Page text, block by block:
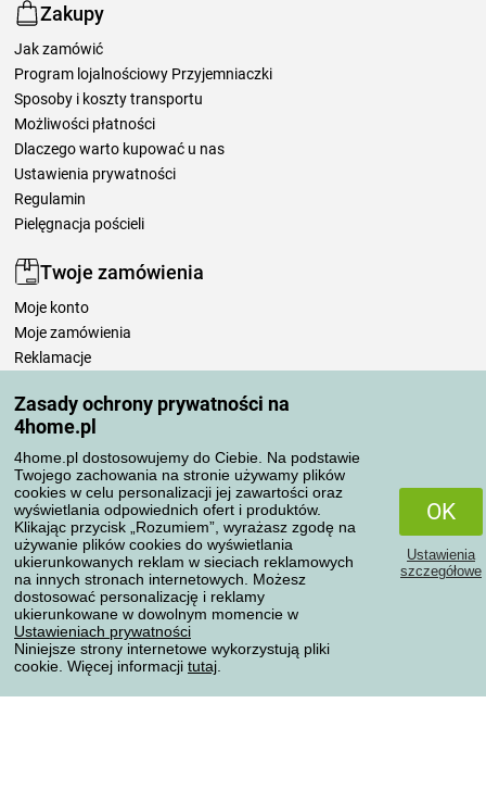
Zasady ochrony prywatności na
4home.pl
4home.pl dostosowujemy do Ciebie. Na podstawie
Twojego zachowania na stronie używamy plików
cookies w celu personalizacji jej zawartości oraz
wyświetlania odpowiednich ofert i produktów.
Klikając przycisk „Rozumiem”, wyrażasz zgodę na
używanie plików cookies do wyświetlania
ukierunkowanych reklam w sieciach reklamowych
na innych stronach internetowych. Możesz
dostosować personalizację i reklamy
ukierunkowane w dowolnym momencie w
Ustawieniach prywatności
Niniejsze strony internetowe wykorzystują pliki
cookie. Więcej informacji tutaj
OK
Ustawienia
szczegółowe
Zakupy
Jak zamówić
Program lojalnościowy Przyjemniaczki
Sposoby i koszty transportu
Możliwości płatności
Dlaczego warto kupować u nas
Ustawienia prywatności
Regulamin
Pielęgnacja pościeli
Twoje zamówienia
Moje konto
Moje zamówienia
Reklamacje
Zasady przetwarzania recenzji
Sposoby transportu
Metody płatności
Niezawodny sklep